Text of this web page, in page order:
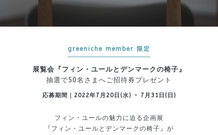
greeniche member 限定
展覧会『フィン・ユールとデンマークの椅子』
抽選で50名さまへご招待券プレゼント
応募期間｜2022年7月20日(水) - 7月31日(日)
フィン・ユールの魅力に迫る企画展
『フィン・ユールとデンマークの椅子』が